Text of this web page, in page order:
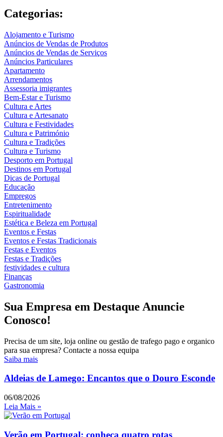
Categorias:
Alojamento e Turismo
Anúncios de Vendas de Produtos
Anúncios de Vendas de Serviços
Anúncios Particulares
Apartamento
Arrendamentos
Assessoria imigrantes
Bem-Estar e Turismo
Cultura e Artes
Cultura e Artesanato
Cultura e Festividades
Cultura e Património
Cultura e Tradições
Cultura e Turismo
Desporto em Portugal
Destinos em Portugal
Dicas de Portugal
Educação
Empregos
Entretenimento
Espiritualidade
Estética e Beleza em Portugal
Eventos e Festas
Eventos e Festas Tradicionais
Festas e Eventos
Festas e Tradições
festividades e cultura
Finanças
Gastronomia
Sua Empresa em Destaque Anuncie
Conosco!
Precisa de um site, loja online ou gestão de trafego pago e organico
para sua empresa? Contacte a nossa equipa
Saiba mais
Aldeias de Lamego: Encantos que o Douro Esconde
06/08/2026
Leia Mais »
Verão em Portugal: conheça quatro rotas